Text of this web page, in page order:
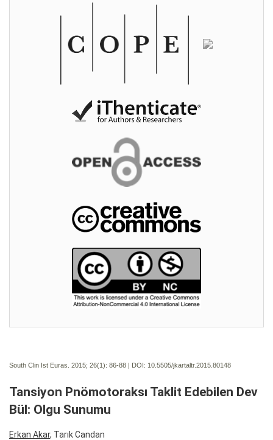
South Clin Ist Euras. 2015; 26(1): 86-88 | DOI: 10.5505/jkartaltr.2015.80148
Tansiyon Pnömotoraksı Taklit Edebilen Dev
Bül: Olgu Sunumu
Erkan Akar, Tarık Candan